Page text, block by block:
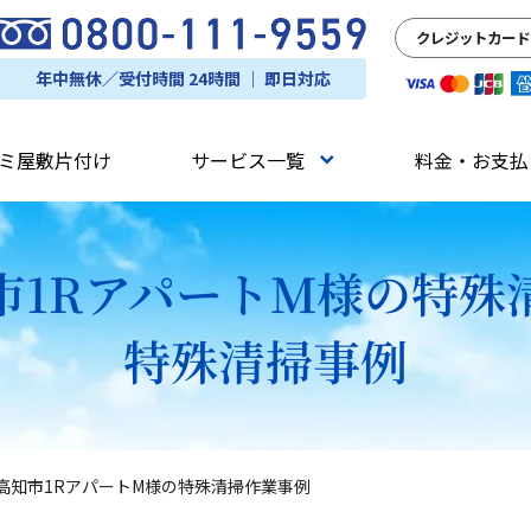
年中無休／受付時間 24時間 ｜ 即日対応
クレジットカー
屋敷片付け サービス一覧 料金・お支
1RアパートM様の特殊
特殊清掃事例
知市1RアパートM様の特殊清掃作業事例